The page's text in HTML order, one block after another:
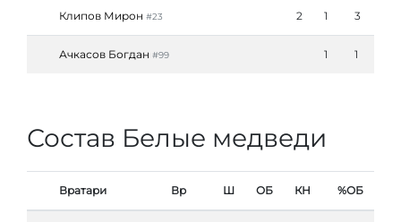
Клипов Мирон #23 2 1 3
Ачкасов Богдан #99 1 1
Состав Белые медведи
Вратари Вр Ш ОБ КН %ОБ